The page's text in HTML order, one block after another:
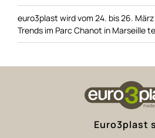
euro3plast wird vom 24. bis 26.
Trends im Parc Chanot in Marseille
Euro3plast